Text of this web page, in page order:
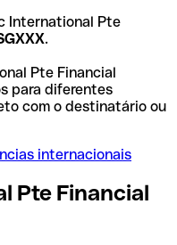
International Pte
.
Pte Financial
para diferentes
com o destinatário ou
internacionais
Pte Financial